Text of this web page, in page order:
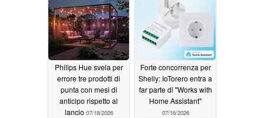
07/22/2026
Philips Hue svela per
errore tre prodotti di
punta con mesi di
anticipo rispetto al
lancio 07/18/2026
Forte concorrenza per
Shelly: IoTorero entra a
far parte di "Works with
Home Assistant"
07/16/2026